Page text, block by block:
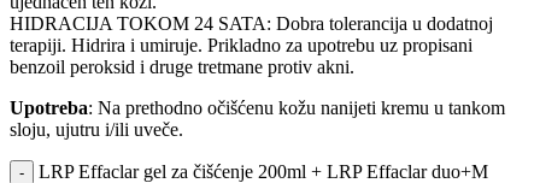
HIDRACIJA TOKOM 24 SATA: Dobra tolerancija u dodatnoj
terapiji. Hidrira i umiruje. Prikladno za upotrebu uz propisani
benzoil peroksid i druge tretmane protiv akni.
Upotreba: Na prethodno očišćenu kožu nanijeti kremu u tankom
sloju, ujutru i/ili uveče.
LRP Effaclar gel za čišćenje 200ml + LRP Effaclar duo+M